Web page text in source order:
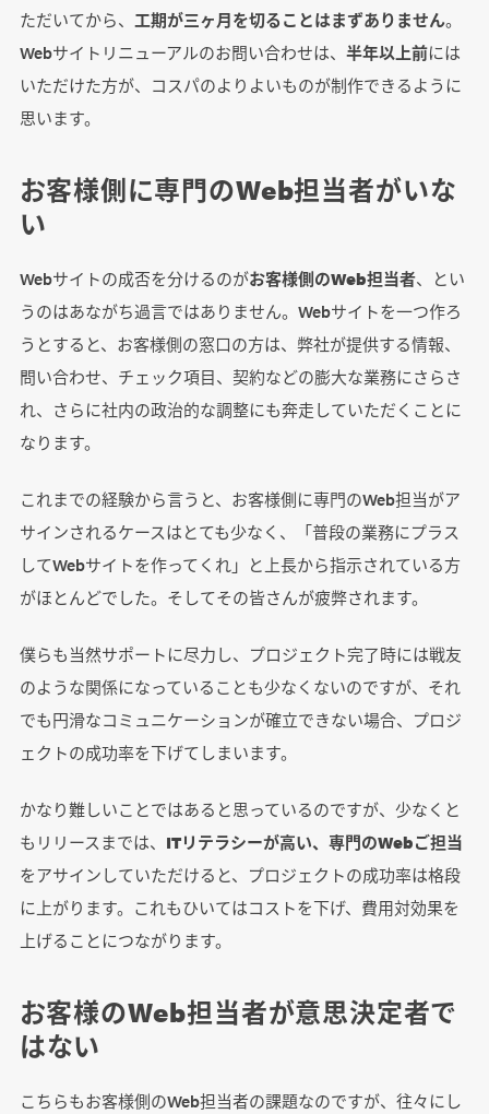
ただいてから、 工期が三ヶ月を切ることはまずありません。
Webサイトリニューアルのお問い合わせは、 半年以上前には
いただけた方が、コスパのよりよいものが制作できるように
思います。
お客様側に専門のWeb担当者がいな
い
Webサイトの成否を分けるのがお客様側のWeb担当者、とい
うのはあながち過言ではありません。Webサイトを一つ作ろ
うとすると、お客様側の窓口の方は、弊社が提供する情報、
問い合わせ、チェック項目、契約などの膨大な業務にさらさ
れ、さらに社内の政治的な調整にも奔走していただくことに
なります。
これまでの経験から言うと、お客様側に専門のWeb担当がア
サインされるケースはとても少なく、「普段の業務にプラス
してWebサイトを作ってくれ」と上長から指示されている方
がほとんどでした。そしてその皆さんが疲弊されます。
僕らも当然サポートに尽力し、プロジェクト完了時には戦友
のような関係になっていることも少なくないのですが、それ
でも円滑なコミュニケーションが確立できない場合、プロジ
ェクトの成功率を下げてしまいます。
かなり難しいことではあると思っているのですが、少なくと
もリリースまでは、 ITリテラシーが高い、専門のWebご担当
をアサインしていただけると、プロジェクトの成功率は格段
に上がります。これもひいてはコストを下げ、費用対効果を
上げることにつながります。
お客様のWeb担当者が意思決定者で
はない
こちらもお客様側のWeb担当者の課題なのですが、往々にし